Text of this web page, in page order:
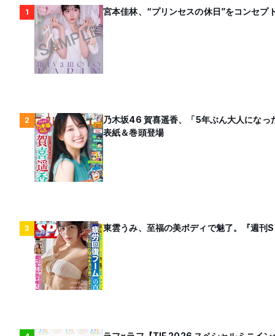
1 宮本佳林、“プリンセスの休日”をコンセ
2
乃木坂46 賀喜遥香、「5年ぶん大人になっ
表紙＆巻頭登場
3 東雲うみ、至福の美ボディで魅了。『週刊